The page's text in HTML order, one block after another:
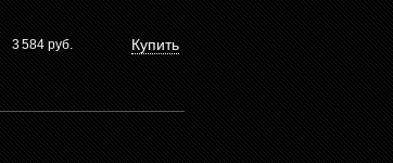
3 584 руб. Купить